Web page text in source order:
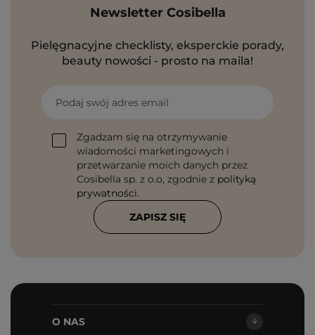
Newsletter Cosibella
Pielęgnacyjne checklisty, eksperckie porady,
beauty nowości - prosto na maila!
Podaj swój adres email
Zgadzam się na otrzymywanie
wiadomości marketingowych i
przetwarzanie moich danych przez
Cosibella sp. z o.o, zgodnie z polityką
prywatności.
ZAPISZ SIĘ
O NAS